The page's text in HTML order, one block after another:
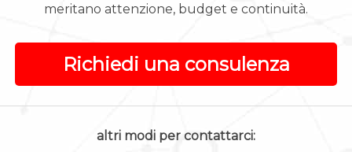
meritano attenzione, budget e continuità.
Richiedi una consulenza
altri modi per contattarci: